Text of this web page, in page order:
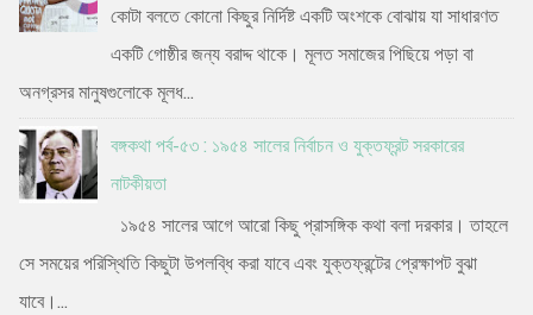
কোটা বলতে কোনো কিছুর নির্দিষ্ট একটি অংশকে বোঝায় যা সাধারণত
একটি গোষ্ঠীর জন্য বরাদ্দ থাকে। মূলত সমাজের পিছিয়ে পড়া বা
অনগ্রসর মানুষগুলোকে মূলধ...
বঙ্গকথা পর্ব-৫৩ : ১৯৫৪ সালের নির্বাচন ও যুক্তফ্রন্ট সরকারের
নাটকীয়তা
১৯৫৪ সালের আগে আরো কিছু প্রাসঙ্গিক কথা বলা দরকার। তাহলে
সে সময়ের পরিস্থিতি কিছুটা উপলব্ধি করা যাবে এবং যুক্তফ্রন্টের প্রেক্ষাপট বুঝা
যাবে।...